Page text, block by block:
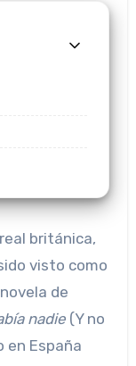
visto como
de
nadie(Y no
en España